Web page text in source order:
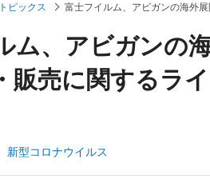
トピックス 富士フイルム、アビガンの海外
ム、アビガンの
販売に関するラ
新型コロナウイルス